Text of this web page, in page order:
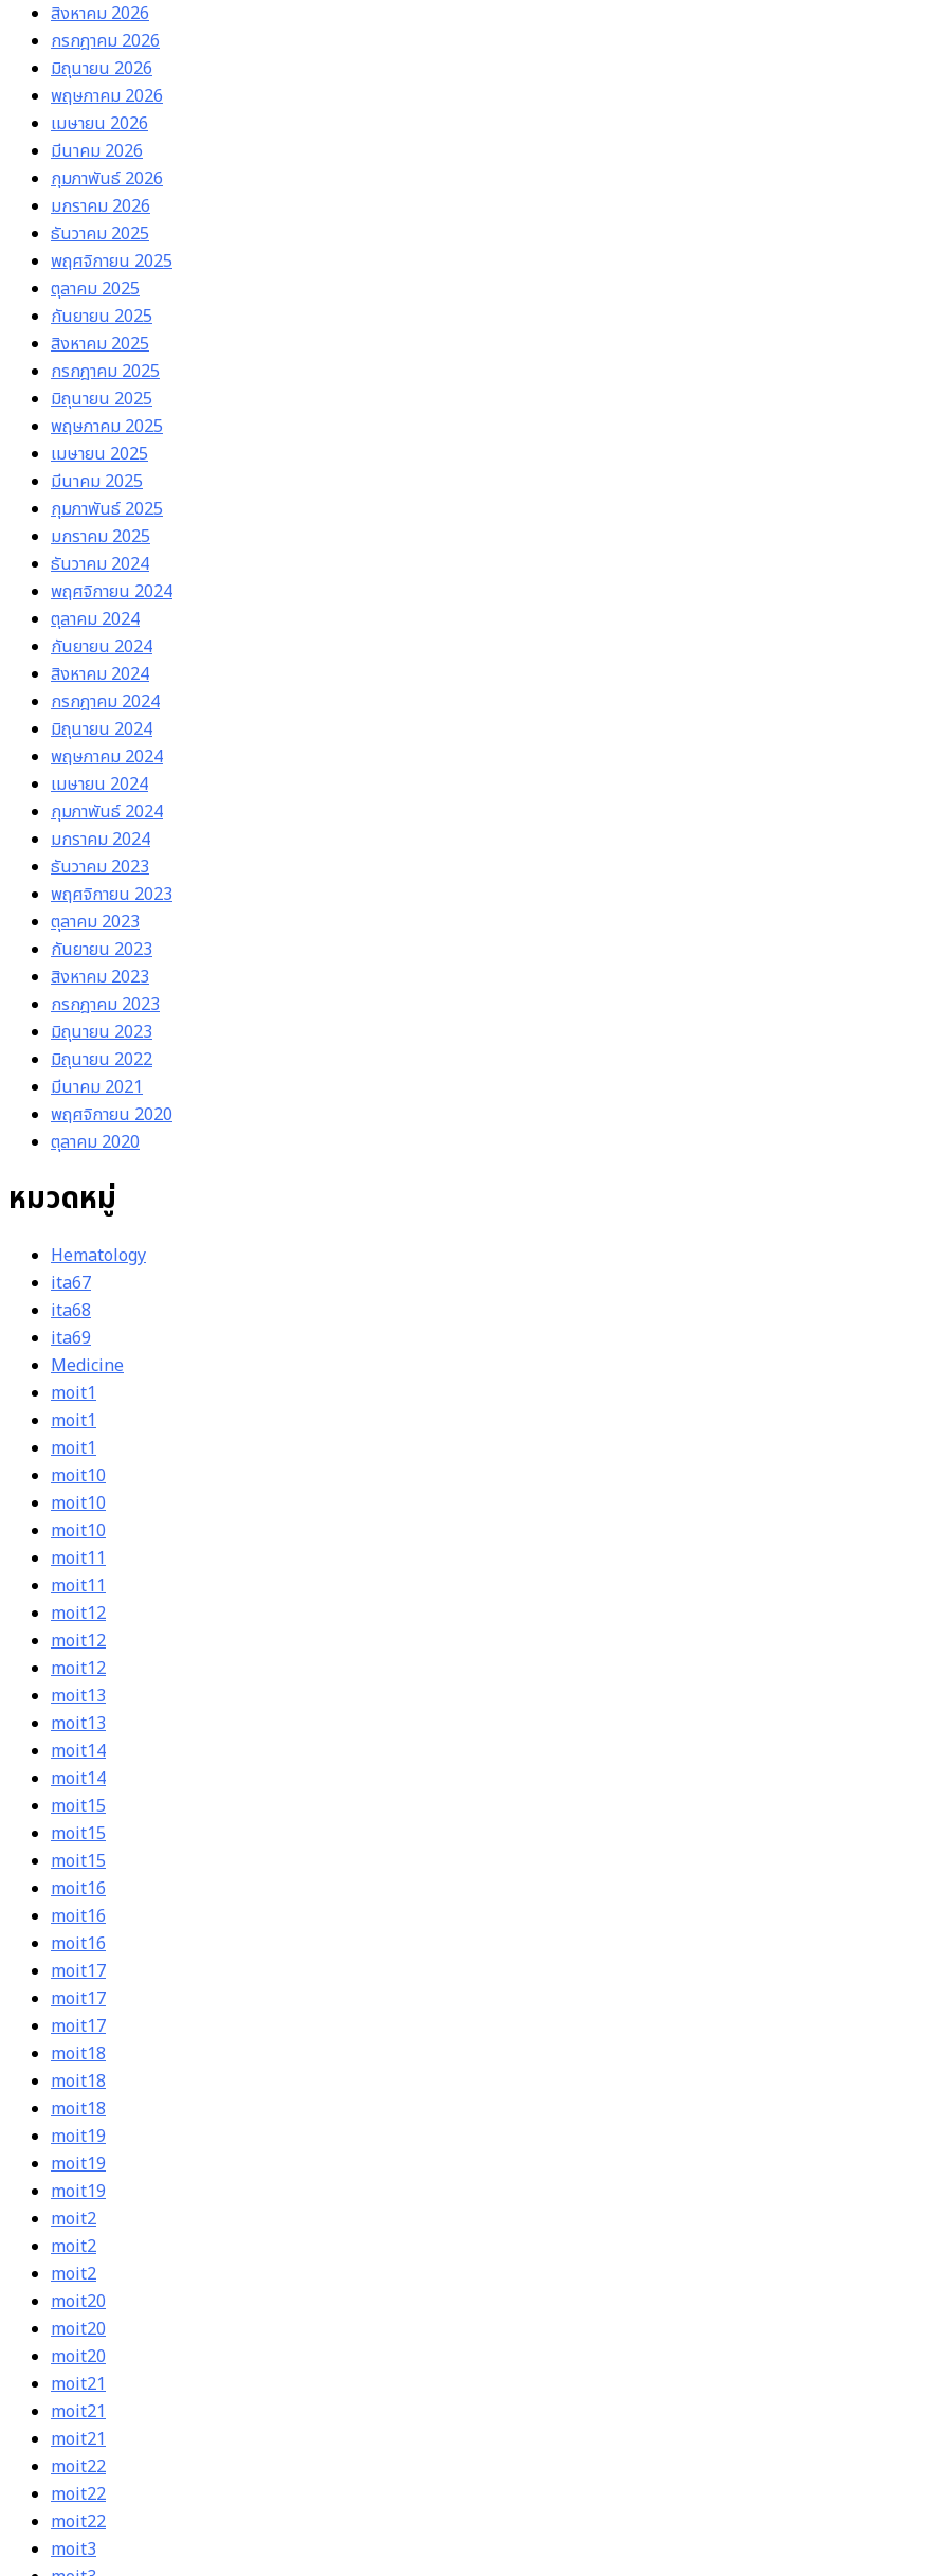
สิงหาคม 2026
กรกฎาคม 2026
มิถุนายน 2026
พฤษภาคม 2026
เมษายน 2026
มีนาคม 2026
กุมภาพันธ์ 2026
มกราคม 2026
ธันวาคม 2025
พฤศจิกายน 2025
ตุลาคม 2025
กันยายน 2025
สิงหาคม 2025
กรกฎาคม 2025
มิถุนายน 2025
พฤษภาคม 2025
เมษายน 2025
มีนาคม 2025
กุมภาพันธ์ 2025
มกราคม 2025
ธันวาคม 2024
พฤศจิกายน 2024
ตุลาคม 2024
กันยายน 2024
สิงหาคม 2024
กรกฎาคม 2024
มิถุนายน 2024
พฤษภาคม 2024
เมษายน 2024
กุมภาพันธ์ 2024
มกราคม 2024
ธันวาคม 2023
พฤศจิกายน 2023
ตุลาคม 2023
กันยายน 2023
สิงหาคม 2023
กรกฎาคม 2023
มิถุนายน 2023
มิถุนายน 2022
มีนาคม 2021
พฤศจิกายน 2020
ตุลาคม 2020
หมวดหมู่
Hematology
ita67
ita68
ita69
Medicine
moit1
moit1
moit1
moit10
moit10
moit10
moit11
moit11
moit12
moit12
moit12
moit13
moit13
moit14
moit14
moit15
moit15
moit15
moit16
moit16
moit16
moit17
moit17
moit17
moit18
moit18
moit18
moit19
moit19
moit19
moit2
moit2
moit2
moit20
moit20
moit20
moit21
moit21
moit21
moit22
moit22
moit22
moit3